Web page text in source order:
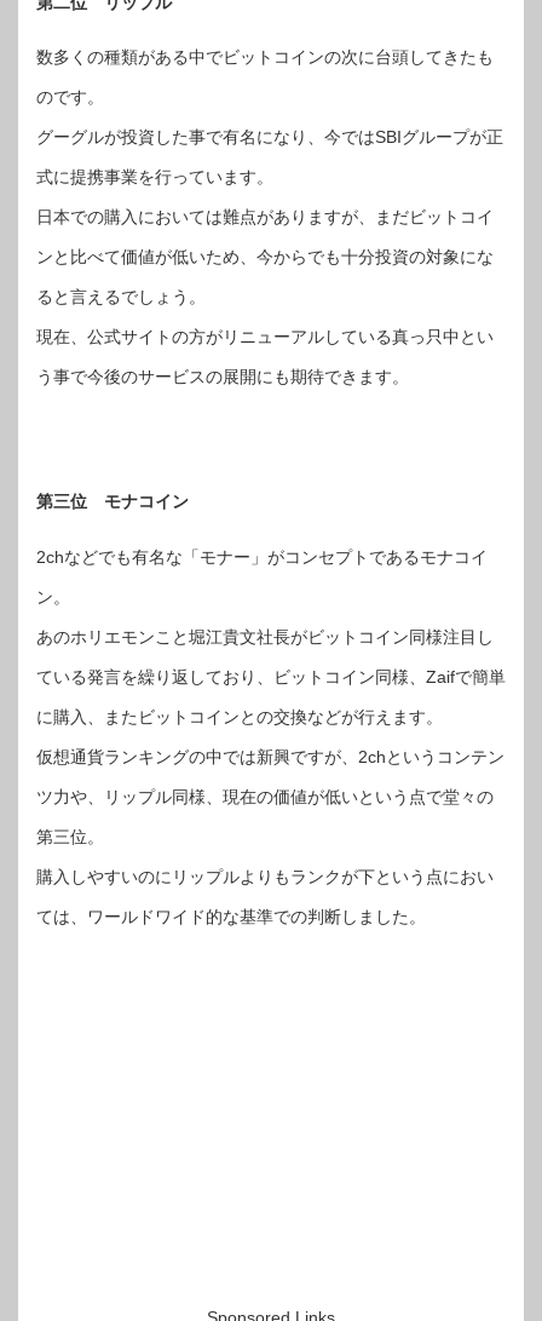
数多くの種類がある中でビットコインの次に台頭してきたも
のです。
グーグルが投資した事で有名になり、今ではSBIグループが正
式に提携事業を行っています。
日本での購入においては難点がありますが、まだビットコイ
ンと比べて価値が低いため、今からでも十分投資の対象にな
ると言えるでしょう。
現在、公式サイトの方がリニューアルしている真っ只中とい
う事で今後のサービスの展開にも期待できます。
第三位 モナコイン
2chなどでも有名な「モナー」がコンセプトであるモナコイ
ン。
あのホリエモンこと堀江貴文社長がビットコイン同様注目し
ている発言を繰り返しており、ビットコイン同様、Zaifで簡単
に購入、またビットコインとの交換などが行えます。
仮想通貨ランキングの中では新興ですが、2chというコンテン
ツ力や、リップル同様、現在の価値が低いという点で堂々の
第三位。
購入しやすいのにリップルよりもランクが下という点におい
ては、ワールドワイド的な基準での判断しました。